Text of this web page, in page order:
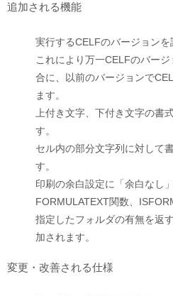
追加される機能
実行するCELFのバージョンを
これにより万一CELFのバー
合に、以前のバージョンで
ます。
上付き文字、下付き文字の書
す。
セル内の部分文字列に対して
す。
印刷の余白設定に「余白なし
FORMULATEXT関数、
指定したフォルダの有無を返
加されます。
変更・改善される仕様